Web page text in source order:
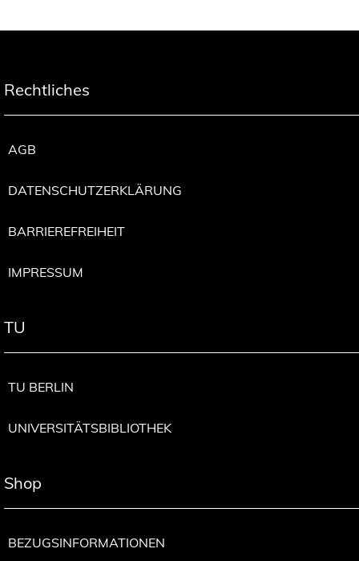
Rechtliches
AGB
DATENSCHUTZERKLÄRUNG
BARRIEREFREIHEIT
IMPRESSUM
TU
TU BERLIN
UNIVERSITÄTSBIBLIOTHEK
Shop
BEZUGSINFORMATIONEN